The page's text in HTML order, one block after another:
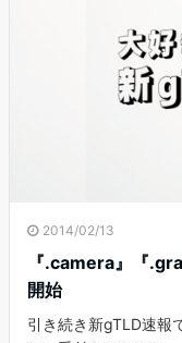
2014/02/13
『.camera』『
開始
引き続き新gTLD速報